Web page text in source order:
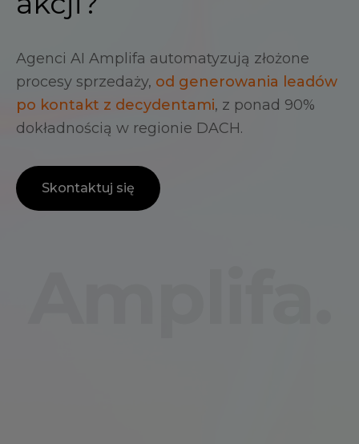
Agenci AI Amplifa automatyzują złożone
procesy sprzedaży, od generowania leadów
po kontakt z decydentami, z ponad 90%
dokładnością w regionie DACH.
Skontaktuj się